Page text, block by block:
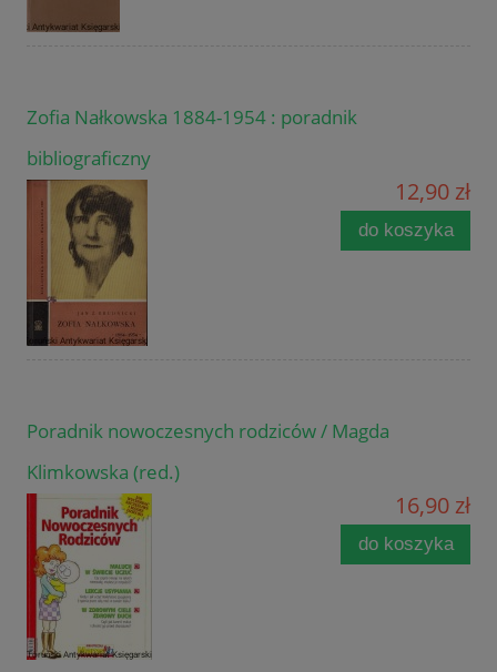
Zofia Nałkowska 1884-1954 : poradnik
bibliograficzny
12,90 zł
do koszyka
Poradnik nowoczesnych rodziców / Magda
Klimkowska (red.)
16,90 zł
do koszyka